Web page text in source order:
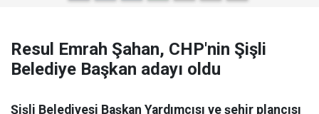
Resul Emrah Şahan, CHP'nin Şişli
Belediye Başkan adayı oldu
Şişli Belediyesi Başkan Yardımcısı ve şehir plancısı